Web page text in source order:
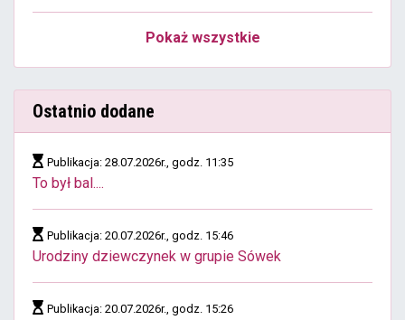
Pokaż wszystkie
Ostatnio dodane
Publikacja: 28.07.2026r., godz. 11:35
To był bal....
Publikacja: 20.07.2026r., godz. 15:46
Urodziny dziewczynek w grupie Sówek
Publikacja: 20.07.2026r., godz. 15:26